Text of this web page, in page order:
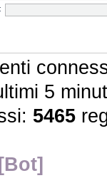
5
5465